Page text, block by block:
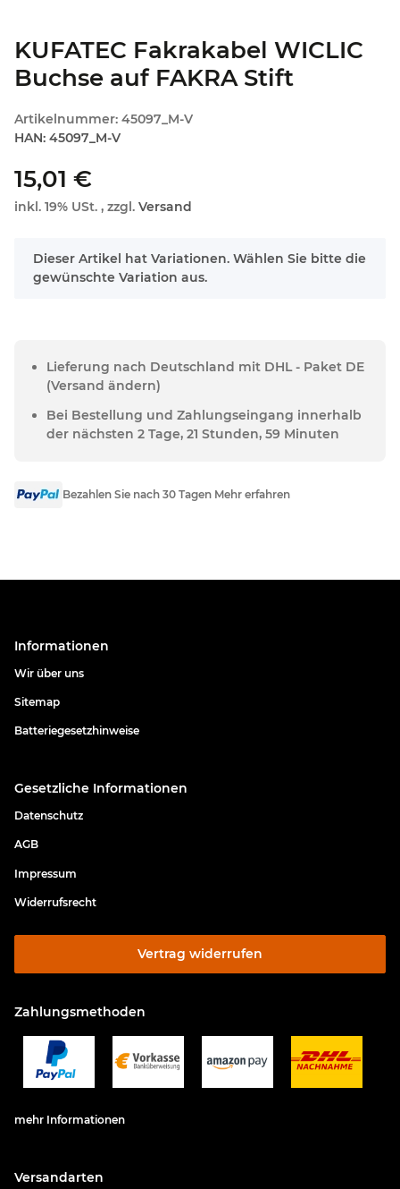
KUFATEC Fakrakabel WICLIC
Buchse auf FAKRA Stift
Artikelnummer: 45097_M-V
HAN: 45097_M-V
15,01 €
inkl. 19% USt. , zzgl. Versand
x
Dieser Artikel hat Variationen. Wählen Sie bitte die
gewünschte Variation aus.
Lieferung nach Deutschland mit DHL - Paket DE
(Versand ändern)
Bei Bestellung und Zahlungseingang innerhalb
der nächsten 2 Tage, 21 Stunden, 59 Minuten
Bezahlen Sie nach 30 Tagen Mehr erfahren
Informationen
Wir über uns
Sitemap
Batteriegesetzhinweise
Gesetzliche Informationen
Datenschutz
AGB
Impressum
Widerrufsrecht
Vertrag widerrufen
Zahlungsmethoden
mehr Informationen
Versandarten